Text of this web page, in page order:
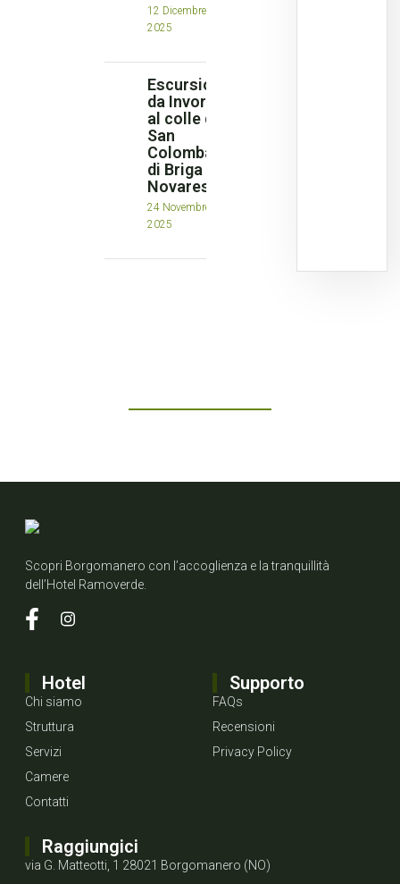
12 Dicembre
2025
Escursione
da Invorio
al colle di
San
Colombano
di Briga
Novarese
24 Novembre
2025
Scopri Borgomanero con l’accoglienza e la tranquillità
dell’Hotel Ramoverde.
Hotel
Chi siamo
Struttura
Servizi
Camere
Contatti
Supporto
FAQs
Recensioni
Privacy Policy
Raggiungici
via G. Matteotti, 1 28021 Borgomanero (NO)